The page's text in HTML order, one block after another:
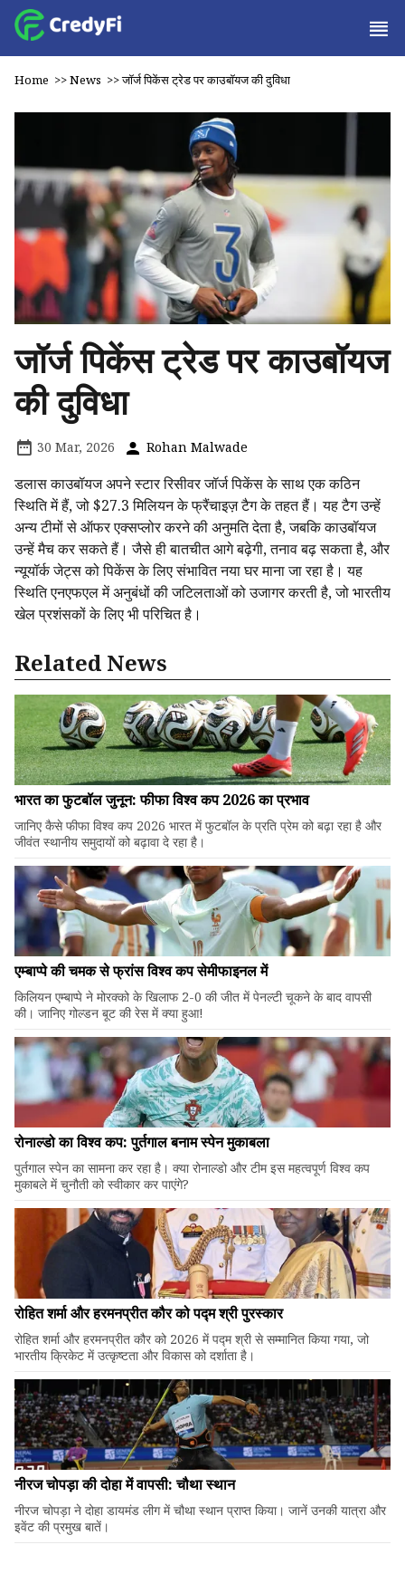
Home >>News >>जॉर्ज पिकेंस ट्रेड पर काउबॉयज की दुविधा
जॉर्ज पिकेंस ट्रेड पर काउबॉयज
की दुविधा
30 Mar, 2026 Rohan Malwade
डलास काउबॉयज अपने स्टार रिसीवर जॉर्ज पिकेंस के साथ एक कठिन
स्थिति में हैं, जो $27.3 मिलियन के फ्रैंचाइज़ टैग के तहत हैं। यह टैग उन्हें
अन्य टीमों से ऑफर एक्सप्लोर करने की अनुमति देता है, जबकि काउबॉयज
उन्हें मैच कर सकते हैं। जैसे ही बातचीत आगे बढ़ेगी, तनाव बढ़ सकता है, और
न्यूयॉर्क जेट्स को पिकेंस के लिए संभावित नया घर माना जा रहा है। यह
स्थिति एनएफएल में अनुबंधों की जटिलताओं को उजागर करती है, जो भारतीय
खेल प्रशंसकों के लिए भी परिचित है।
Related News
भारत का फुटबॉल जुनून: फीफा विश्व कप 2026 का प्रभाव
जानिए कैसे फीफा विश्व कप 2026 भारत में फुटबॉल के प्रति प्रेम को बढ़ा रहा है और
जीवंत स्थानीय समुदायों को बढ़ावा दे रहा है।
एम्बाप्पे की चमक से फ्रांस विश्व कप सेमीफाइनल में
किलियन एम्बाप्पे ने मोरक्को के खिलाफ 2-0 की जीत में पेनल्टी चूकने के बाद वापसी
की। जानिए गोल्डन बूट की रेस में क्या हुआ!
रोनाल्डो का विश्व कप: पुर्तगाल बनाम स्पेन मुकाबला
पुर्तगाल स्पेन का सामना कर रहा है। क्या रोनाल्डो और टीम इस महत्वपूर्ण विश्व कप
मुकाबले में चुनौती को स्वीकार कर पाएंगे?
रोहित शर्मा और हरमनप्रीत कौर को पद्म श्री पुरस्कार
रोहित शर्मा और हरमनप्रीत कौर को 2026 में पद्म श्री से सम्मानित किया गया, जो
भारतीय क्रिकेट में उत्कृष्टता और विकास को दर्शाता है।
नीरज चोपड़ा की दोहा में वापसी: चौथा स्थान
नीरज चोपड़ा ने दोहा डायमंड लीग में चौथा स्थान प्राप्त किया। जानें उनकी यात्रा और
इवेंट की प्रमुख बातें।